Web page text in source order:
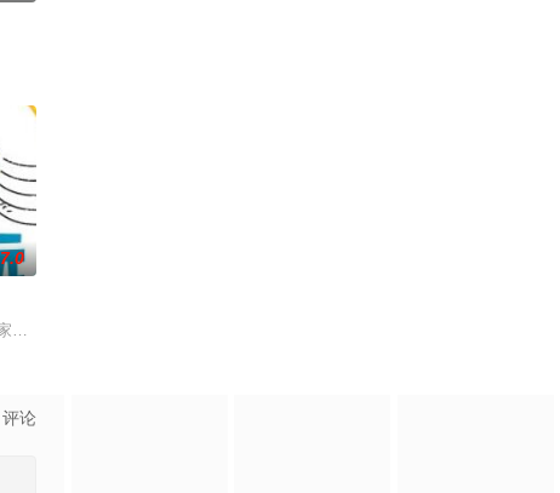
紧贴最新饮食情报与优惠
、以及艺人的流行教室，
里全部都有,关于爱情、命运、事业等也都一网打尽。
兴趣的话题——从头到脚，从里到外，从身体到心灵。本书根据中国大陆的流
7.0
》建造团队以及浩角翔起、颜永烈，重新拾起主持棒，带大家继续闹着玩！
评论